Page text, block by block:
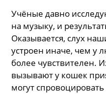
Учёные давно
на музыку, и
Оказывается, слух
устроен иначе, чем у
более чувствителен.
вызывают у кошек
могут спровоцировать